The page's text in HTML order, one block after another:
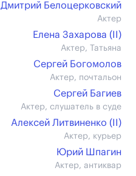
Дмитрий Белоцерковский
Актер
Елена Захарова (II)
Актер, Татьяна
Сергей Богомолов
Актер, почтальон
Сергей Багиев
Актер, слушатель в суде
Алексей Литвиненко (II)
Актер, курьер
Юрий Шпагин
Актер, антиквар